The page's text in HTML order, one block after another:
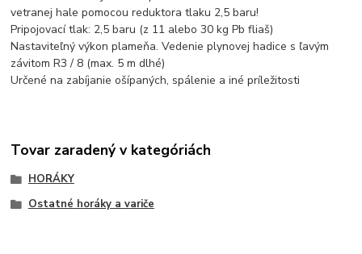
vetranej hale pomocou reduktora tlaku 2,5 baru!
Pripojovací tlak: 2,5 baru (z 11 alebo 30 kg Pb fliaš)
Nastaviteľný výkon plameňa. Vedenie plynovej hadice s ľavým
závitom R3 / 8 (max. 5 m dlhé)
Určené na zabíjanie ošípaných, spálenie a iné príležitosti
Tovar zaradený v kategóriách
HORÁKY
Ostatné horáky a variče